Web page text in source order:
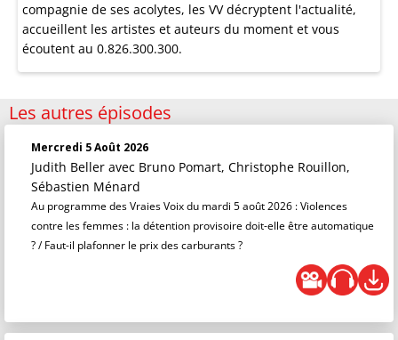
compagnie de ses acolytes, les VV décryptent l'actualité,
accueillent les artistes et auteurs du moment et vous
écoutent au 0.826.300.300.
Les autres épisodes
Mercredi 5 Août 2026
Judith Beller avec Bruno Pomart, Christophe Rouillon,
Sébastien Ménard
Au programme des Vraies Voix du mardi 5 août 2026 : Violences
contre les femmes : la détention provisoire doit-elle être automatique
? / Faut-il plafonner le prix des carburants ?